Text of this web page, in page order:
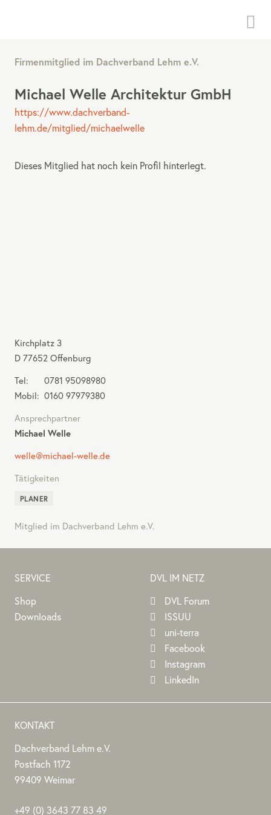
Firmenmitglied im Dachverband Lehm e.V.
Michael Welle Architektur GmbH
https://www.dachverband-
lehm.de/mitglied/michaelwelle
Dieses Mitglied hat noch kein Profil hinterlegt.
Kirchplatz 3
D 77652 Offenburg
Tel:
0781 95098980
Mobil: 0160 97979380
Ansprechpartner
Michael Welle
welle@michael-welle.de
Tätigkeiten
PLANER
Mitglied im Dachverband Lehm e.V.
SERVICE
Shop
Downloads
DVL IM NETZ
DVL Forum
ISSUU
uni-terra
Facebook
Instagram
LinkedIn
KONTAKT
Dachverband Lehm e.V.
Stephan
Jörchel
Stephan
Jörchel
Dachverband
Lehm
Postfach 1172
99409 Weimar
+49 (0) 3643 77 83 49
DACHVERBAND
LEHM